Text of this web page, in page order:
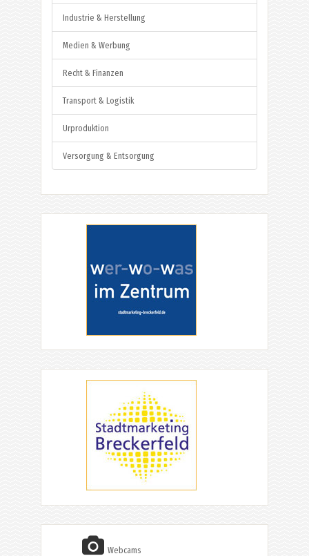
Industrie & Herstellung
Medien & Werbung
Recht & Finanzen
Transport & Logistik
Urproduktion
Versorgung & Entsorgung
Webcams